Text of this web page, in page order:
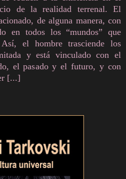
de la realidad terrenal. El
de alguna manera, con
en todos los “mundos” que
el hombre trasciende los
y está vinculado con el
el pasado y el futuro, y con
[...]